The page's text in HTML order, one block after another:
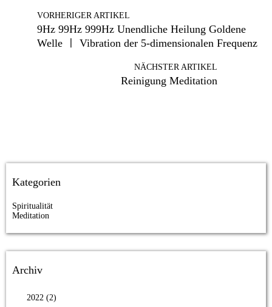
VORHERIGER ARTIKEL
9Hz 99Hz 999Hz Unendliche Heilung Goldene
Welle ㅣ Vibration der 5-dimensionalen Frequenz
NÄCHSTER ARTIKEL
Reinigung Meditation
Kategorien
Spiritualität
Meditation
Archiv
2022 (2)